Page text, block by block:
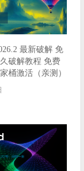
最新破解 免
破解教程 免费
桶激活（亲测）